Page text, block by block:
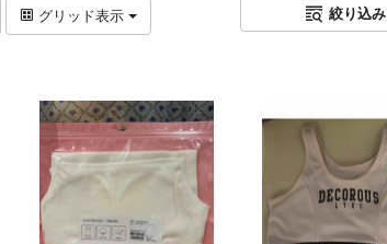
グリッド表示 絞り込み